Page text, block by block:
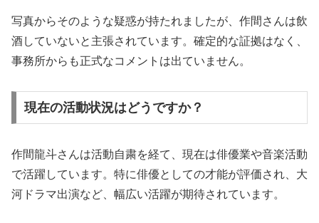
写真からそのような疑惑が持たれましたが、作間さんは飲
酒していないと主張されています。確定的な証拠はなく、
事務所からも正式なコメントは出ていません。
現在の活動状況はどうですか？
作間龍斗さんは活動自粛を経て、現在は俳優業や音楽活動
で活躍しています。特に俳優としての才能が評価され、大
河ドラマ出演など、幅広い活躍が期待されています。